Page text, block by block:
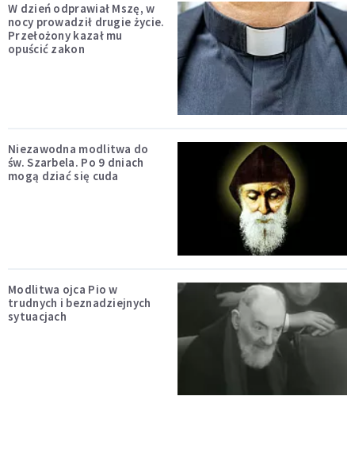
W dzień odprawiał Mszę, w
nocy prowadził drugie życie.
Przełożony kazał mu
opuścić zakon
Niezawodna modlitwa do
św. Szarbela. Po 9 dniach
mogą dziać się cuda
Modlitwa ojca Pio w
trudnych i beznadziejnych
sytuacjach